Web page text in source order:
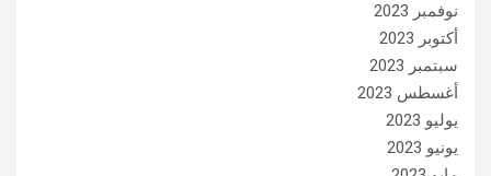
نوفمبر 2023
أكتوبر 2023
سبتمبر 2023
أغسطس 2023
يوليو 2023
يونيو 2023